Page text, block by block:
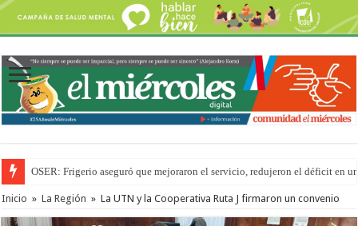
OSER: Frigerio aseguró que mejoraron el servicio, redujeron el déficit en
Inicio » La Región » La UTN y la Cooperativa Ruta J firmaron un convenio